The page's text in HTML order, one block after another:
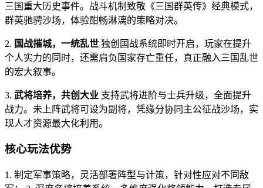
三国重大历史事件。战斗机制致敬《三国群英传》经典模式，
群英驰骋沙场，体验酣畅淋漓的策略对决。
2. 国战摧城，一统乱世 独创国战系统即时开启，玩家在提升
个人实力的同时，还需肩负国家存亡重任，真正融入三国乱世
的宏大叙事。
3. 武将培养，共创大业 支持武将进阶与士兵升级，全面提升
战力。未上阵武将可设为副将，凭缘分协同主公征战沙场，实
现人才资源最大化利用。
核心玩法优势
1. 制定军事策略，灵活部署阵型与计策，针对性应对不同敌